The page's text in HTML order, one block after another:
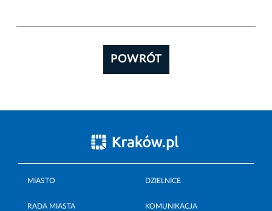
POWRÓT
MIASTO DZIELNICE
RADA MIASTA KOMUNIKACJA